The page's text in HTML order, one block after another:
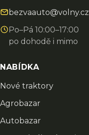
bezvaauto@volny.cz
Po–Pá 10:00–17:00
po dohodě i mimo
NABÍDKA
Nové traktory
Agrobazar
Autobazar